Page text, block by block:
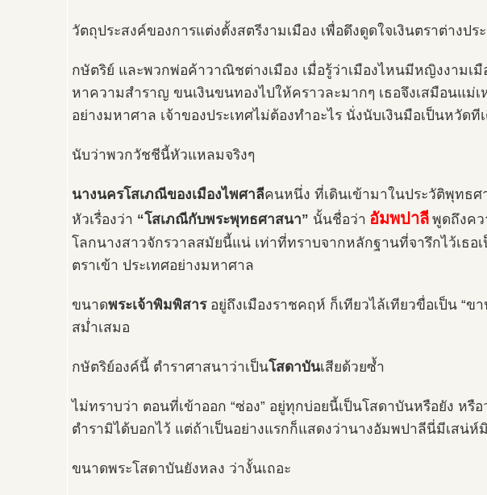
วัตถุประสงค์ของการแต่งตั้งสตรีงามเมือง เพื่อดึงดูดใจเงินตราต่างปร
กษัตริย์ และพวกพ่อค้าวาณิชต่างเมือง เมื่อรู้ว่าเมืองไหนมีหญิงงามเมื
หาความสำราญ ขนเงินขนทองไปให้คราวละมากๆ เธอจึงเสมือนแม่เ
อย่างมหาศาล เจ้าของประเทศไม่ต้องทำอะไร นั่งนับเงินมือเป็นหวัดที
นับว่าพวกวัชชีนี้หัวแหลมจริงๆ
นางนครโสเภณีของเมืองไพศาลีคนหนึ่ง ที่เดินเข้ามาในประวัติพุทธ
หัวเรื่องว่า “โสเภณีกับพระพุทธศาสนา” นั้นชื่อว่า อัมพปาลี พูดถึงค
โลกนางสาวจักรวาลสมัยนี้แน่ เท่าที่ทราบจากหลักฐานที่จารึกไว้เธอ
ตราเข้า ประเทศอย่างมหาศาล
ขนาดพระเจ้าพิมพิสารอยู่ถึงเมืองราชคฤห์ ก็เทียวไล้เทียวขื่อเป็น “ขา
สม่ำเสมอ
กษัตริย์องค์นี้ ตำราศาสนาว่าเป็นโสดาบันเสียด้วยซ้ำ
ไม่ทราบว่า ตอนที่เข้าออก “ซ่อง” อยู่ทุกบ่อยนี้เป็นโสดาบันหรือยัง หรื
ตำรามิได้บอกไว้ แต่ถ้าเป็นอย่างแรกก็แสดงว่านางอัมพปาลีนี่มีเสน่ห์
ขนาดพระโสดาบันยังหลง ว่างั้นเถอะ